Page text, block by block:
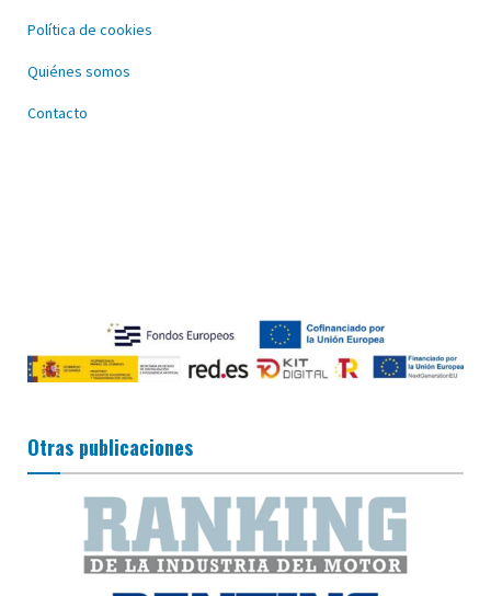
Política de cookies
Quiénes somos
Contacto
Otras publicaciones